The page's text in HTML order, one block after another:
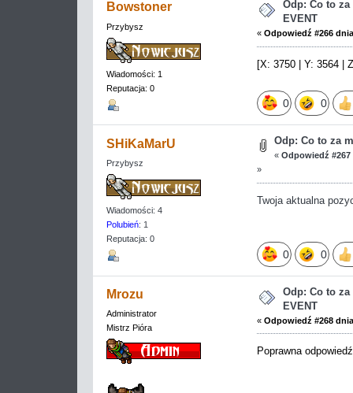
Bowstoner
Przybysz
Wiadomości: 1
Reputacja: 0
Odp: Co to za
EVENT
« Odpowiedź #266
[X: 3750 | Y: 3564 |
0 0
SHiKaMarU
Przybysz
Wiadomości: 4
Polubień: 1
Reputacja: 0
Odp: Co to za
« Odpowiedź #267
»
Twoja aktualna
0 0
Mrozu
Administrator
Mistrz Pióra
Odp: Co to za
EVENT
« Odpowiedź #268
Poprawna